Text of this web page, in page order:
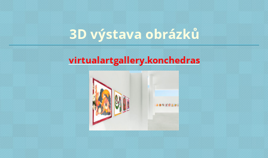
3D výstava obrázků
virtualartgallery.konchedras